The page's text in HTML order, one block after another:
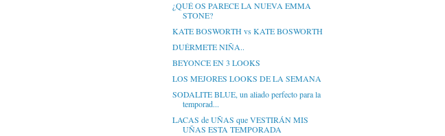
¿QUÉ OS PARECE LA NUEVA EMMA
STONE?
KATE BOSWORTH vs KATE BOSWORTH
DUÉRMETE NIÑA..
BEYONCE EN 3 LOOKS
LOS MEJORES LOOKS DE LA SEMANA
SODALITE BLUE, un aliado perfecto para la
temporad...
LACAS de UÑAS que VESTIRÁN MIS
UÑAS ESTA TEMPORADA